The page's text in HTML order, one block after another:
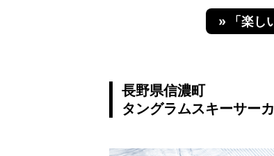
» 「楽し
長野県信濃町
タングラムスキーサー